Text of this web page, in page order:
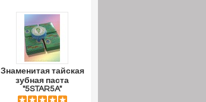
Знаменитая тайская
зубная паста
"5STAR5A"